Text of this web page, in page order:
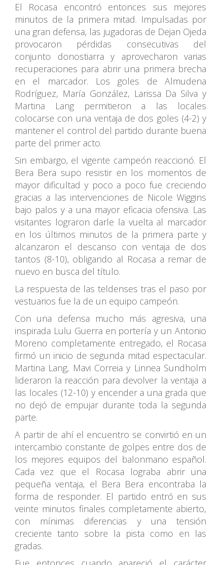
El Rocasa encontró entonces sus mejores
minutos de la primera mitad. Impulsadas por
una gran defensa, las jugadoras de Dejan Ojeda
provocaron pérdidas consecutivas del
conjunto donostiarra y aprovecharon varias
recuperaciones para abrir una primera brecha
en el marcador. Los goles de Almudena
Rodríguez, María González, Larissa Da Silva y
Martina Lang permitieron a las locales
colocarse con una ventaja de dos goles (4-2) y
mantener el control del partido durante buena
parte del primer acto.
Sin embargo, el vigente campeón reaccionó. El
Bera Bera supo resistir en los momentos de
mayor dificultad y poco a poco fue creciendo
gracias a las intervenciones de Nicole Wiggins
bajo palos y a una mayor eficacia ofensiva. Las
visitantes lograron darle la vuelta al marcador
en los últimos minutos de la primera parte y
alcanzaron el descanso con ventaja de dos
tantos (8-10), obligando al Rocasa a remar de
nuevo en busca del título.
La respuesta de las teldenses tras el paso por
vestuarios fue la de un equipo campeón.
Con una defensa mucho más agresiva, una
inspirada Lulu Guerra en portería y un Antonio
Moreno completamente entregado, el Rocasa
firmó un inicio de segunda mitad espectacular.
Martina Lang, Mavi Correia y Linnea Sundholm
lideraron la reacción para devolver la ventaja a
las locales (12-10) y encender a una grada que
no dejó de empujar durante toda la segunda
parte.
A partir de ahí el encuentro se convirtió en un
intercambio constante de golpes entre dos de
los mejores equipos del balonmano español.
Cada vez que el Rocasa lograba abrir una
pequeña ventaja, el Bera Bera encontraba la
forma de responder. El partido entró en sus
veinte minutos finales completamente abierto,
con mínimas diferencias y una tensión
creciente tanto sobre la pista como en las
gradas.